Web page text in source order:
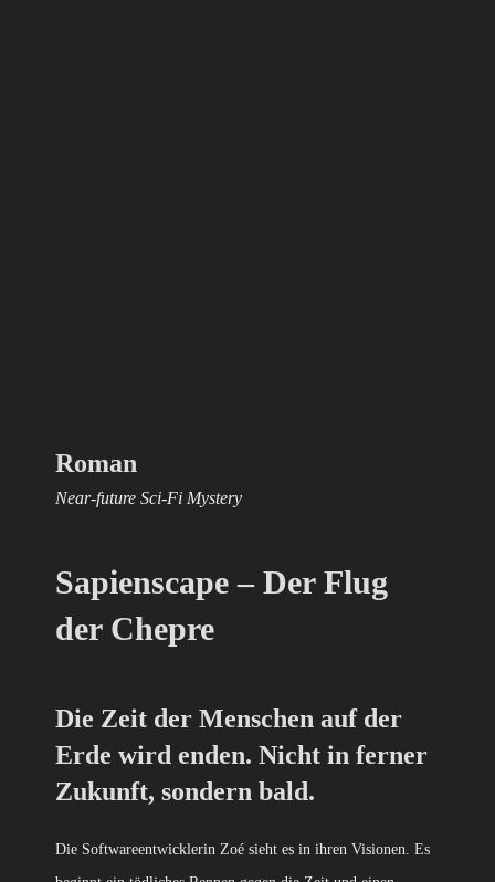
Roman
Near-future Sci-Fi Mystery
Sapienscape – Der Flug
der Chepre
Die Zeit der Menschen auf der
Erde wird enden. Nicht in ferner
Zukunft, sondern bald.
Die Softwareentwicklerin Zoé sieht es in ihren Visionen. Es